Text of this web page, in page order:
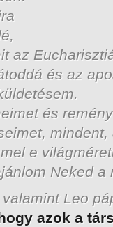
az
és az
és
e
Neked a
Leo
azok a